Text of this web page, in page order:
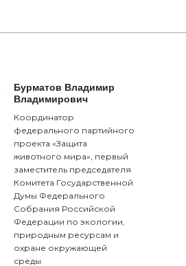
Бурматов Владимир
Владимирович
Координатор
федерального партийного
проекта «Защита
животного мира», первый
заместитель председателя
Комитета Государственной
Думы Федерального
Собрания Российской
Федерации по экологии,
природным ресурсам и
охране окружающей
среды